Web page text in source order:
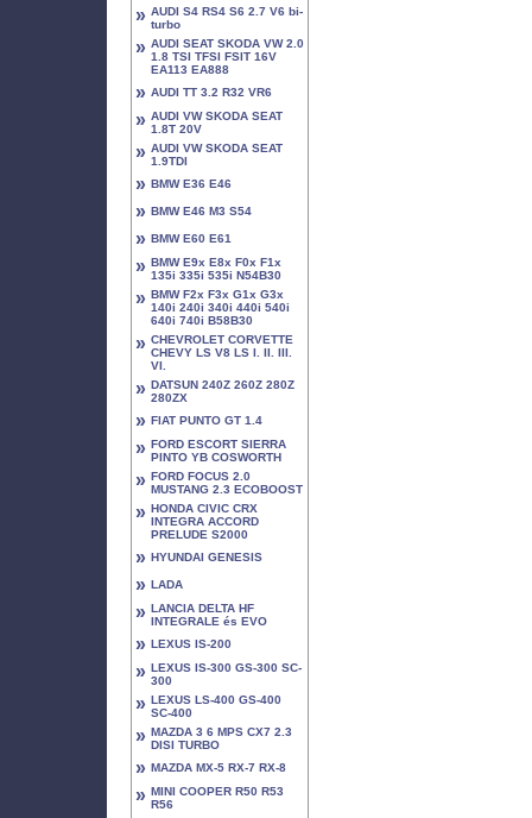
» AUDI S4 RS4 S6 2.7 V6 bi-
turbo
» AUDI SEAT SKODA VW 2.0
1.8 TSI TFSI FSIT 16V
EA113 EA888
» AUDI TT 3.2 R32 VR6
» AUDI VW SKODA SEAT
1.8T 20V
» AUDI VW SKODA SEAT
1.9TDI
» BMW E36 E46
» BMW E46 M3 S54
» BMW E60 E61
» BMW E9x E8x F0x F1x
135i 335i 535i N54B30
» BMW F2x F3x G1x G3x
140i 240i 340i 440i 540i
640i 740i B58B30
» CHEVROLET CORVETTE
CHEVY LS V8 LS I. II. III.
VI.
» DATSUN 240Z 260Z 280Z
280ZX
» FIAT PUNTO GT 1.4
» FORD ESCORT SIERRA
PINTO YB COSWORTH
» FORD FOCUS 2.0
MUSTANG 2.3 ECOBOOST
» HONDA CIVIC CRX
INTEGRA ACCORD
PRELUDE S2000
» HYUNDAI GENESIS
» LADA
» LANCIA DELTA HF
INTEGRALE és EVO
» LEXUS IS-200
» LEXUS IS-300 GS-300 SC-
300
» LEXUS LS-400 GS-400
SC-400
» MAZDA 3 6 MPS CX7 2.3
DISI TURBO
» MAZDA MX-5 RX-7 RX-8
» MINI COOPER R50 R53
R56